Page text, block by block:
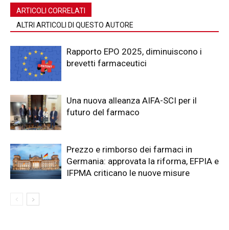
ARTICOLI CORRELATI
ALTRI ARTICOLI DI QUESTO AUTORE
Rapporto EPO 2025, diminuiscono i
brevetti farmaceutici
Una nuova alleanza AIFA-SCI per il
futuro del farmaco
Prezzo e rimborso dei farmaci in
Germania: approvata la riforma, EFPIA e
IFPMA criticano le nuove misure